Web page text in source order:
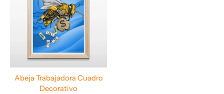
Abeja Trabajadora Cuadro
Decorativo